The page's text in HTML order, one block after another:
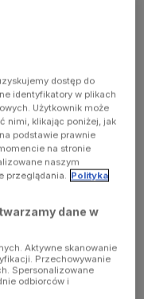
dostęp do
identyfikatory w plikach
Użytkownik może
nimi, klikając poniżej, jak
podstawie prawnie
na stronie
naszym
przeglądania. Polityka
dane w
Aktywne skanowanie
Przechowywanie
Spersonalizowane
odbiorców i